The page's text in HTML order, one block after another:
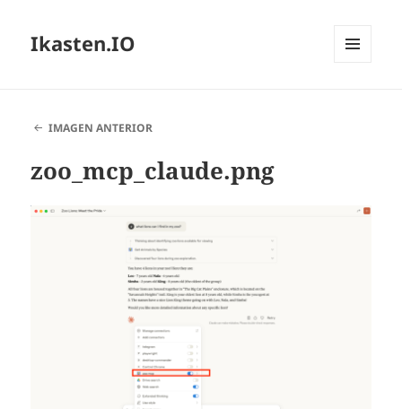
Ikasten.IO
IMAGEN ANTERIOR
zoo_mcp_claude.png